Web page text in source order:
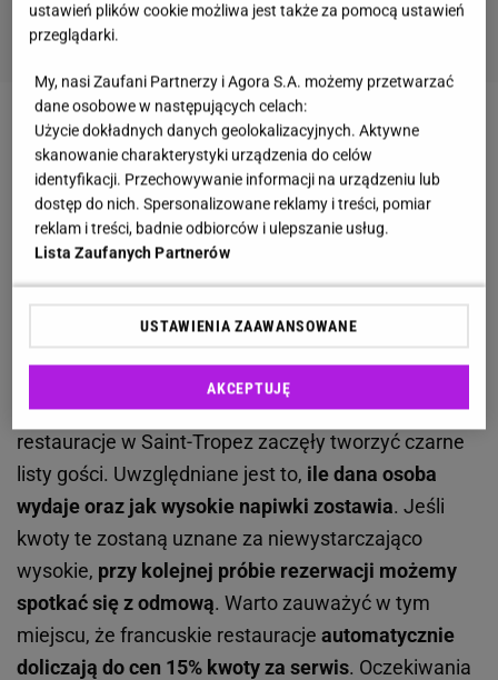
Zobacz wideoKaucje za opakowania na wynos w
restauracjach? "W Niemczech się nad tym pracuje"
Więcej podobnych artykułów przeczytasz na stronie
głównejGazeta.pl.
Wybierasz się do Saint-Tropez? Wakacje mogą
pokrzyżować czarne listy w restauracjach
Jak donosi Daily Mail, najbardziej prestiżowe
restauracje w Saint-Tropez zaczęły tworzyć czarne
listy gości. Uwzględniane jest to, ile dana osoba
wydaje oraz jak wysokie napiwki zostawia. Jeśli
kwoty te zostaną uznane za niewystarczająco
wysokie, przy kolejnej próbie rezerwacji możemy
spotkać się z odmową. Warto zauważyć w tym
miejscu, że francuskie restauracje automatycznie
doliczają do cen 15% kwoty za serwis. Oczekiwania
ustawień plików cookie możliwa jest także za pomocą ustawień
przeglądarki.
My, nasi Zaufani Partnerzy i Agora S.A. możemy przetwarzać
dane osobowe w następujących celach:
Użycie dokładnych danych geolokalizacyjnych. Aktywne
skanowanie charakterystyki urządzenia do celów
identyfikacji. Przechowywanie informacji na urządzeniu lub
dostęp do nich. Spersonalizowane reklamy i treści, pomiar
reklam i treści, badnie odbiorców i ulepszanie usług.
Lista Zaufanych Partnerów
USTAWIENIA ZAAWANSOWANE
AKCEPTUJĘ